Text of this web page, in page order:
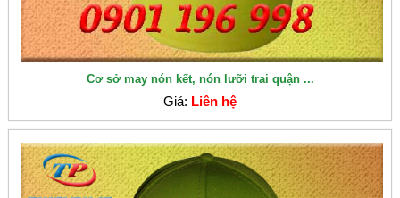
Cơ sở may nón kết, nón lưỡi trai quận ...
Giá: Liên hệ